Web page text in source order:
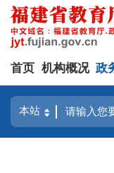
首页 机构概况 政